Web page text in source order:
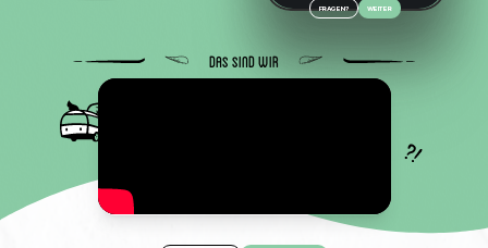
FRAGEN? WEITER
Das sind wir